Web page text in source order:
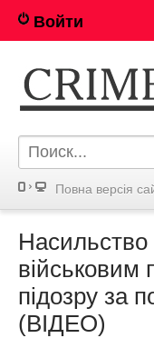
Войти
Повна версія
військовим
підозру за
(ВІДЕО)